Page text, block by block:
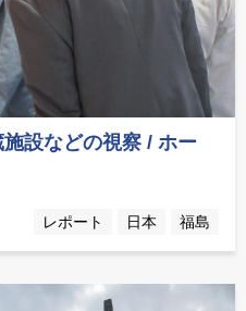
設などの視察 / ホー
レポート 日本 福島